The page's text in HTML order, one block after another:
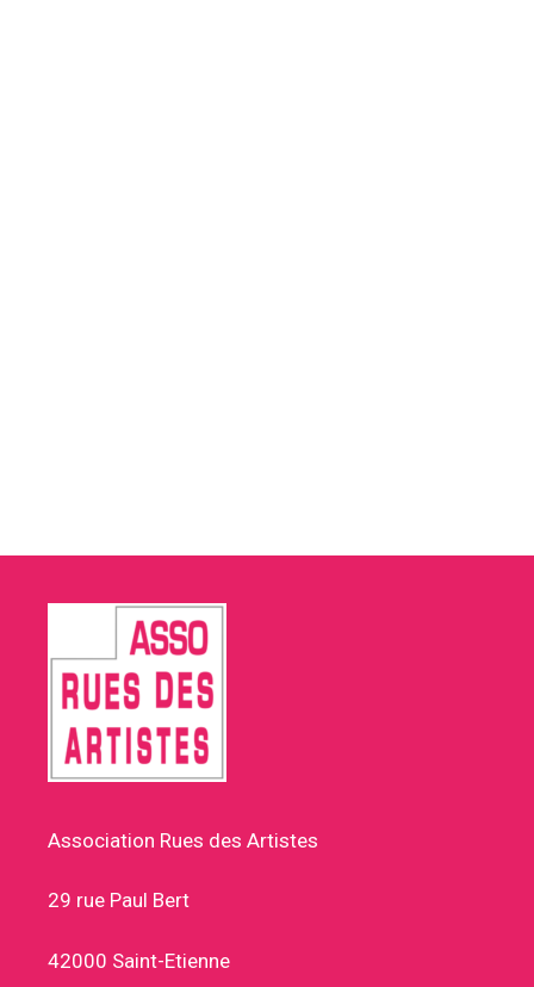
Association Rues des Artistes
29 rue Paul Bert
42000 Saint-Etienne